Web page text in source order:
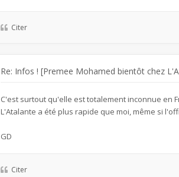
Citer
Re: Infos ! [Premee Mohamed bientôt chez
C'est surtout qu'elle est totalement inconnue en
L'Atalante a été plus rapide que moi, même si
GD
Citer